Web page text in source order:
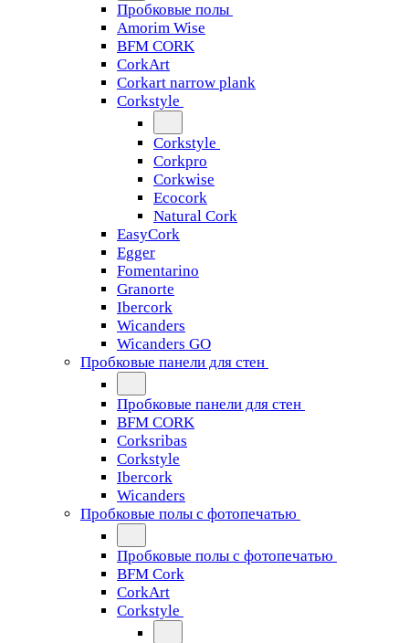
Пробковые полы
Amorim Wise
BFM CORK
CorkArt
Corkart narrow plank
Corkstyle
Corkstyle
Corkpro
Corkwise
Ecocork
Natural Cork
EasyCork
Egger
Fomentarino
Granorte
Ibercork
Wicanders
Wicanders GO
Пробковые панели для стен
Пробковые панели для стен
BFM CORK
Corksribas
Corkstyle
Ibercork
Wicanders
Пробковые полы с фотопечатью
Пробковые полы с фотопечатью
BFM Cork
CorkArt
Corkstyle